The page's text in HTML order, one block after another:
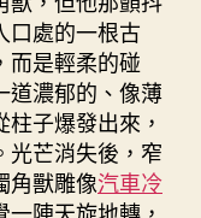
口處的一根古
而是輕柔的碰
道濃郁的、像薄
子爆發出來，
光芒消失後，窄
角獸雕像汽車冷
陣天旋地轉，